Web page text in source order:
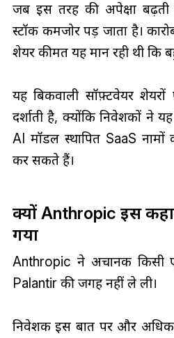
जब इस तरह की अपेक्षा बढ़ती
स्टॉक कमजोर पड़ जाता है।
शेयर कीमत यह मान रही थी कि
यह बिकवाली सॉफ़्टवेयर
दर्शाती है, क्योंकि निवेशकों ने
AI मॉडल स्थापित SaaS
कर सकते हैं।
क्यों Anthropic इस
गया
Anthropic ने अचानक
Palantir की जगह नहीं ले ली।
निवेशक इस बात पर और अधिक